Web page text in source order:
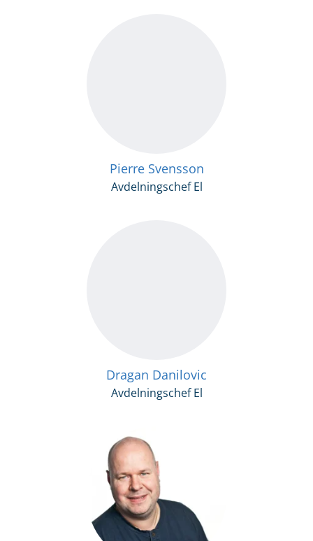
Pierre Svensson
Avdelningschef El
Dragan Danilovic
Avdelningschef El